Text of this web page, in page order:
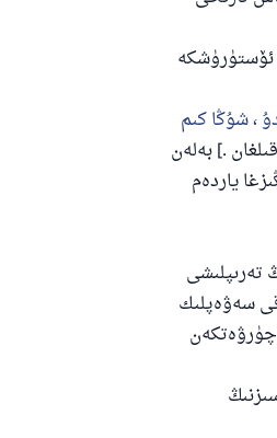
ئۆستۈرۈشكە
، شۇڭا كىم
.] بەلەن
ياردەم
تەرىپلىشى
سەۋەپلىك